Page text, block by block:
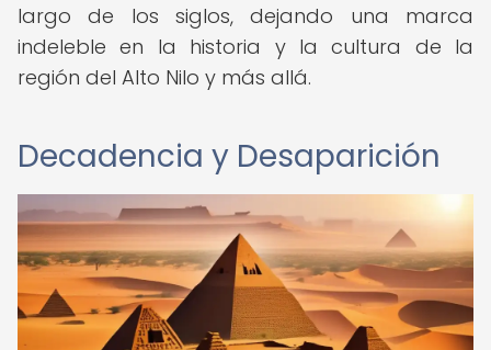
largo de los siglos, dejando una marca
indeleble en la historia y la cultura de la
región del Alto Nilo y más allá.
Decadencia y Desaparición